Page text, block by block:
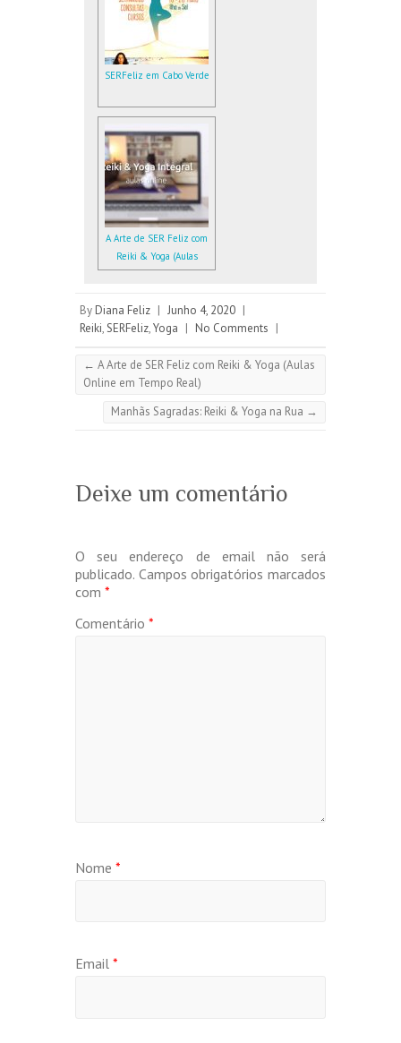
SERFeliz em Cabo Verde
A Arte de SER Feliz com
Reiki & Yoga (Aulas
Online em Tempo Real)
By Diana Feliz | Junho 4, 2020 |
Reiki,SERFeliz,Yoga | No Comments |
← A Arte de SER Feliz com Reiki & Yoga (Aulas
Online em Tempo Real)
Manhãs Sagradas: Reiki & Yoga na Rua →
Deixe um comentário
O seu endereço de email não será
publicado. Campos obrigatórios marcados
com *
Comentário *
Nome *
Email *